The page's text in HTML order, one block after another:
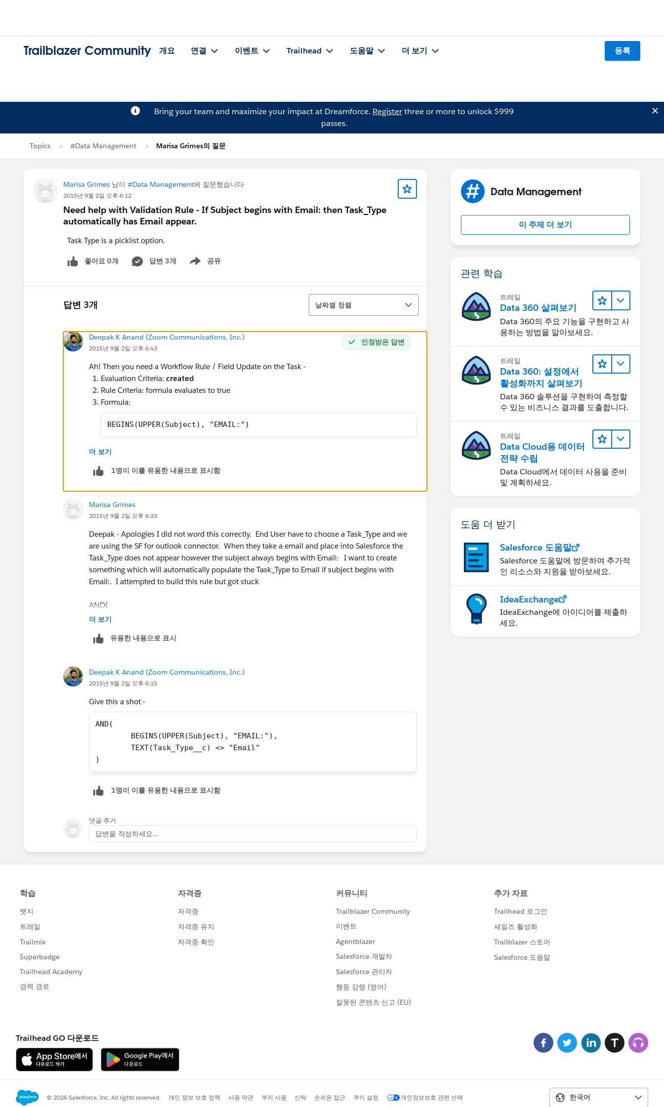
Trailblazer Community 개요 연결 이벤트 Trailhead 도움말 더 보기 등록
Bring your team and maximize your impact at Dreamforce. Registerthree or more to unlock $999
passes.
Topics #Data Management Marisa Grimes의 질문
Marisa Grimes 님이 #Data Management에 질문했습니다
2015년 9월 2일 오후 6:12
Need help with Validation Rule - If Subject begins with Email: then Task_Type
automatically has Email appear.
Task Type is a picklist option.
좋아요 0개 답변 3개 공유
Show menu
답변 3개
정렬
날짜별 정렬
인정받은 답변
Deepak K Anand (‎‎‎‎‎‎Zoom Communications, Inc.)
2015년 9월 2일 오후 6:43
Ah! Then you need a Workflow Rule / Field Update on the Task -
Evaluation Criteria: created
Rule Criteria: formula evaluates to true
Formula:
BEGINS(UPPER(Subject), "EMAIL:")
Add an Immediate Action -
Field to Update: Task Type
Set it to - Email
더 보기
1명이 이를 유용한 내용으로 표시함
Marisa Grimes
2015년 9월 2일 오후 6:33
Deepak - Apologies I did not word this correctly. End User have to choose a Task_Type and we
are using the SF for outlook connector. When they take a email and place into Salesforce the
Task_Type does not appear however the subject always begins with Email: I want to create
something which will automatically populate the Task_Type to Email if subject begins with
Email:. I attempted to build this rule but got stuck
AND(
)
더 보기
유용한 내용으로 표시
Deepak K Anand (‎‎‎‎‎‎Zoom Communications, Inc.)
2015년 9월 2일 오후 6:15
Give this a shot -
AND(
	BEGINS(UPPER(Subject), "EMAIL:"),
	TEXT(Task_Type__c) <> "Email"
)
1명이 이를 유용한 내용으로 표시함
댓글 추가
답변을 작성하세요...
Data Management
이 주제 더 보기
관련 학습
트레일
Data 360 살펴보기
Data 360의 주요 기능을 구현하고 사
용하는 방법을 알아보세요.
트레일
Data 360: 설정에서
활성화까지 살펴보기
Data 360 솔루션을 구현하여 측정할
수 있는 비즈니스 결과를 도출합니다.
트레일
Data Cloud용 데이터
전략 수립
Data Cloud에서 데이터 사용을 준비
및 계획하세요.
도움 더 받기
Salesforce 도움말
Salesforce 도움말에 방문하여 추가적
인 리소스와 지원을 받아보세요.
IdeaExchange
IdeaExchange에 아이디어를 제출하
세요.